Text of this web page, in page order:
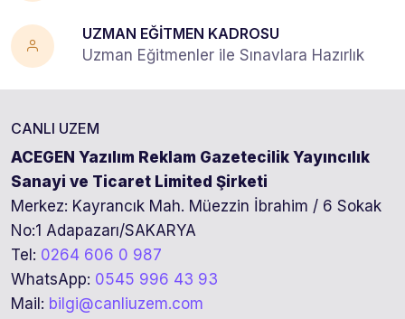
UZMAN EĞİTMEN KADROSU
Uzman Eğitmenler ile Sınavlara Hazırlık
CANLI UZEM
ACEGEN Yazılım Reklam Gazetecilik Yayıncılık
Sanayi ve Ticaret Limited Şirketi
Merkez: Kayrancık Mah. Müezzin İbrahim / 6 Sokak
No:1 Adapazarı/SAKARYA
Tel: 0264 606 0 987
WhatsApp: 0545 996 43 93
Mail: bilgi@canliuzem.com